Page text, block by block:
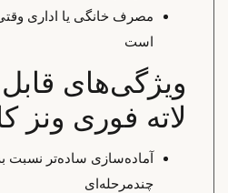
مصرف خانگی یا اداری وقتی
است
ویژگی‌های قابل
لاته فوری ونز
آماده‌سازی ساده‌تر نسبت به
چندمرحله‌ای